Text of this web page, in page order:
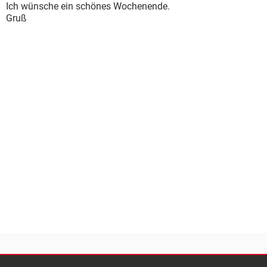
Ich wünsche ein schönes Wochenende.
Gruß